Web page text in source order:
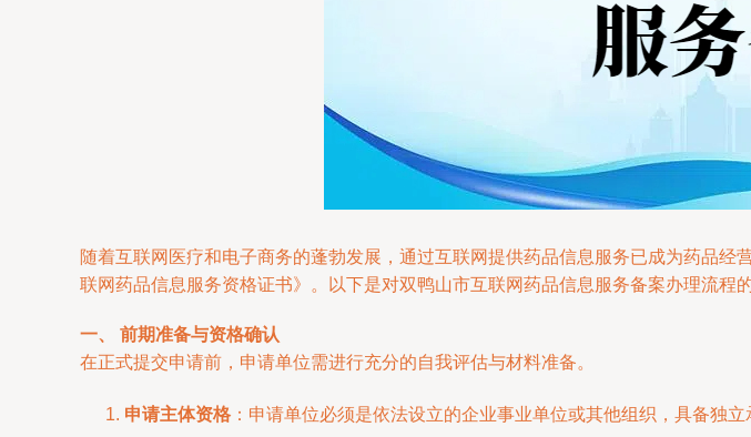
随着互联网医疗和电子商务的蓬勃发展，通过互联网提供药品信息服务已成为药品
联网药品信息服务资格证书》。以下是对双鸭山市互联网药品信息服务备案办理流程
一、 前期准备与资格确认
在正式提交申请前，申请单位需进行充分的自我评估与材料准备。
申请主体资格 ：申请单位必须是依法设立的企业事业单位或其他组织，具备独